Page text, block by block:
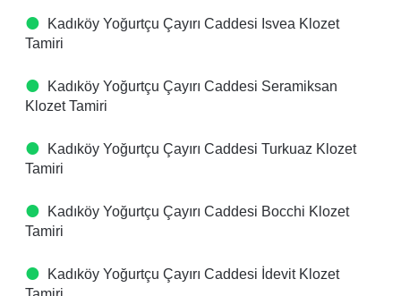
Kadıköy Yoğurtçu Çayırı Caddesi Isvea Klozet
Tamiri
Kadıköy Yoğurtçu Çayırı Caddesi Seramiksan
Klozet Tamiri
Kadıköy Yoğurtçu Çayırı Caddesi Turkuaz Klozet
Tamiri
Kadıköy Yoğurtçu Çayırı Caddesi Bocchi Klozet
Tamiri
Kadıköy Yoğurtçu Çayırı Caddesi İdevit Klozet